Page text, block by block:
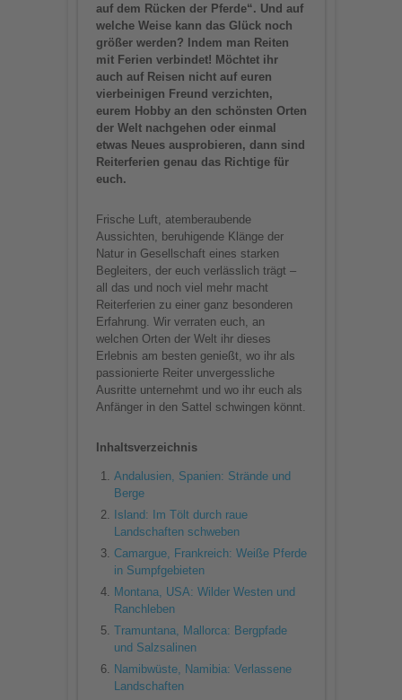
auf dem Rücken der Pferde“. Und auf
welche Weise kann das Glück noch
größer werden? Indem man Reiten
mit Ferien verbindet! Möchtet ihr
auch auf Reisen nicht auf euren
vierbeinigen Freund verzichten,
eurem Hobby an den schönsten Orten
der Welt nachgehen oder einmal
etwas Neues ausprobieren, dann sind
Reiterferien genau das Richtige für
euch.
Frische Luft, atemberaubende
Aussichten, beruhigende Klänge der
Natur in Gesellschaft eines starken
Begleiters, der euch verlässlich trägt –
all das und noch viel mehr macht
Reiterferien zu einer ganz besonderen
Erfahrung. Wir verraten euch, an
welchen Orten der Welt ihr dieses
Erlebnis am besten genießt, wo ihr als
passionierte Reiter unvergessliche
Ausritte unternehmt und wo ihr euch als
Anfänger in den Sattel schwingen könnt.
Inhaltsverzeichnis
Andalusien, Spanien: Strände und
Berge
Island: Im Tölt durch raue
Landschaften schweben
Camargue, Frankreich: Weiße Pferde
in Sumpfgebieten
Montana, USA: Wilder Westen und
Ranchleben
Tramuntana, Mallorca: Bergpfade
und Salzsalinen
Namibwüste, Namibia: Verlassene
Landschaften